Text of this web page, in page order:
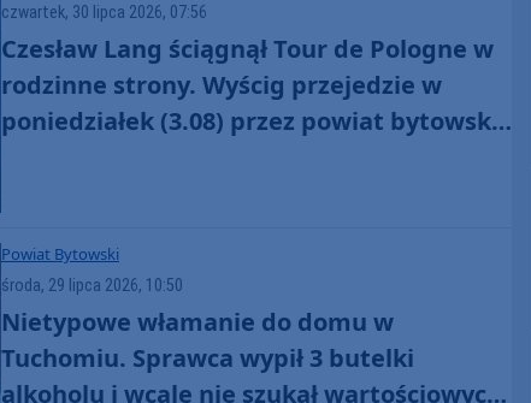
czwartek, 30 lipca 2026, 07:56
Czesław Lang ściągnął Tour de Pologne w
rodzinne strony. Wyścig przejedzie w
poniedziałek (3.08) przez powiat bytowski.
Powiat Bytowski
środa, 29 lipca 2026, 10:50
Nietypowe włamanie do domu w
Tuchomiu. Sprawca wypił 3 butelki
alkoholu i wcale nie szukał wartościowych